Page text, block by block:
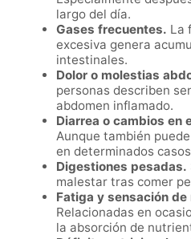
largo del día.
Gases frecuentes. La
excesiva genera
intestinales.
Dolor o molestias
personas describen
abdomen inflamado.
Diarrea o cambios en
Aunque también
en determinados
Digestiones pesadas.
malestar tras comer
Fatiga y sensación
Relacionadas en
la absorción de